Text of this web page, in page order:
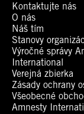
Kontaktujte nás
O nás
Náš tím
Stanovy
Výročné správy
International
Verejná zbierka
Zásady ochrany
Všeobecné
Amnesty